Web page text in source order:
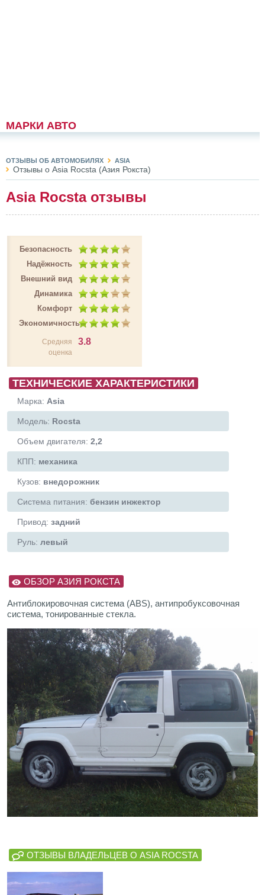
МАРКИ АВТО
ОТЗЫВЫ ОБ АВТОМОБИЛЯХ ASIA
Отзывы о Asia Rocsta (Азия Рокста)
Asia Rocsta отзывы
Безопасность
Надёжность
Внешний вид
Динамика
Комфорт
Экономичность
Средняя
оценка
3.8
ТЕХНИЧЕСКИЕ ХАРАКТЕРИСТИКИ
Марка: Asia
Модель: Rocsta
Объем двигателя: 2,2
КПП: механика
Кузов: внедорожник
Система питания: бензин инжектор
Привод: задний
Руль: левый
ОБЗОР АЗИЯ РОКСТА
Антиблокировочная система (ABS), антипробуксовочная
система, тонированные стекла.
ОТЗЫВЫ ВЛАДЕЛЬЦЕВ О ASIA ROCSTA